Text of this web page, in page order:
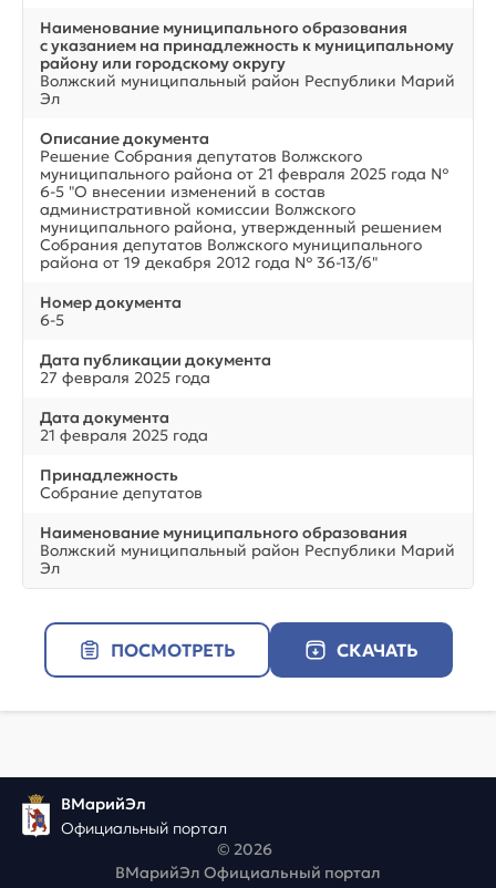
Наименование муниципального образования
с указанием на принадлежность к муниципальному
району или городскому округу
Волжский муниципальный район Республики Марий
Эл
Описание документа
Решение Собрания депутатов Волжского
муниципального района от 21 февраля 2025 года №
6-5 "О внесении изменений в состав
административной комиссии Волжского
муниципального района, утвержденный решением
Собрания депутатов Волжского муниципального
района от 19 декабря 2012 года № 36-13/б"
Номер документа
6-5
Дата публикации документа
27 февраля 2025 года
Дата документа
21 февраля 2025 года
Принадлежность
Собрание депутатов
Наименование муниципального образования
Волжский муниципальный район Республики Марий
Эл
ПОСМОТРЕТЬ СКАЧАТЬ
ВМарийЭл
Официальный портал
© 2026
ВМарийЭл Официальный портал